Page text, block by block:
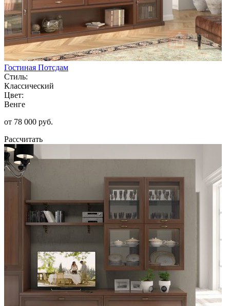
Гостиная Потсдам
Стиль:
Классический
Цвет:
Венге
от 78 000 руб.
Рассчитать